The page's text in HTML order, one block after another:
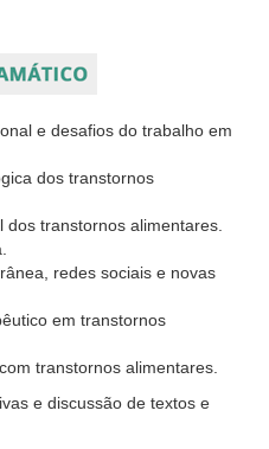
e desafios do trabalho em
dos transtornos
transtornos alimentares.
redes sociais e novas
em transtornos
transtornos alimentares.
e discussão de textos e